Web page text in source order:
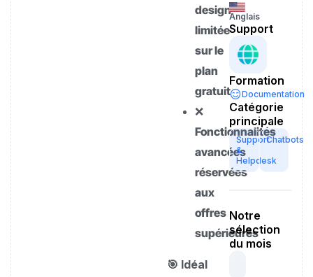
design
limitée
sur le
plan
gratuit
❌
Fonctionnalités
avancées
réservées
aux
offres
supérieures
🎯 Idéal
Anglais
Support
Formation
Documentation
Catégorie
principale
Support
&
Helpdesk
Chatbots
Notre
sélection
du mois